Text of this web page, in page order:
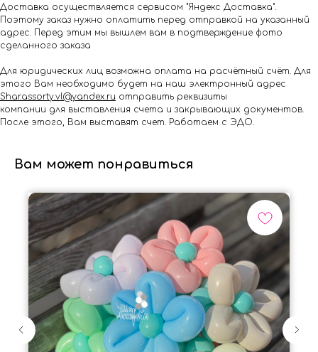
Доставка осуществляется сервисом "Яндекс Доставка".
Поэтому заказ нужно оплатить перед отправкой на указанный
адрес. Перед этим мы вышлем вам в подтверждение фото
сделанного заказа
Для юридических лиц возможна оплата на расчётный счёт. Для
этого Вам необходимо будет на наш электронный адрес
Shar.assorty.vl@yandex.ru отправить реквизиты
компании для выставления счета и закрывающих документов.
После этого, Вам выставят счет. Работаем с ЭДО.
Вам может понравиться